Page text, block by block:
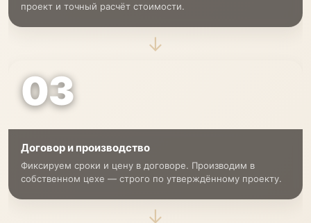
проект и точный расчёт стоимости.
→
03
Договор и производство
Фиксируем сроки и цену в договоре. Производим в
собственном цехе — строго по утверждённому проекту.
→